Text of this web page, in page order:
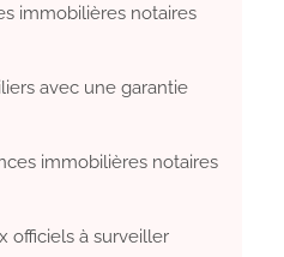
immobilières notaires
avec une garantie
immobilières notaires
officiels à surveiller